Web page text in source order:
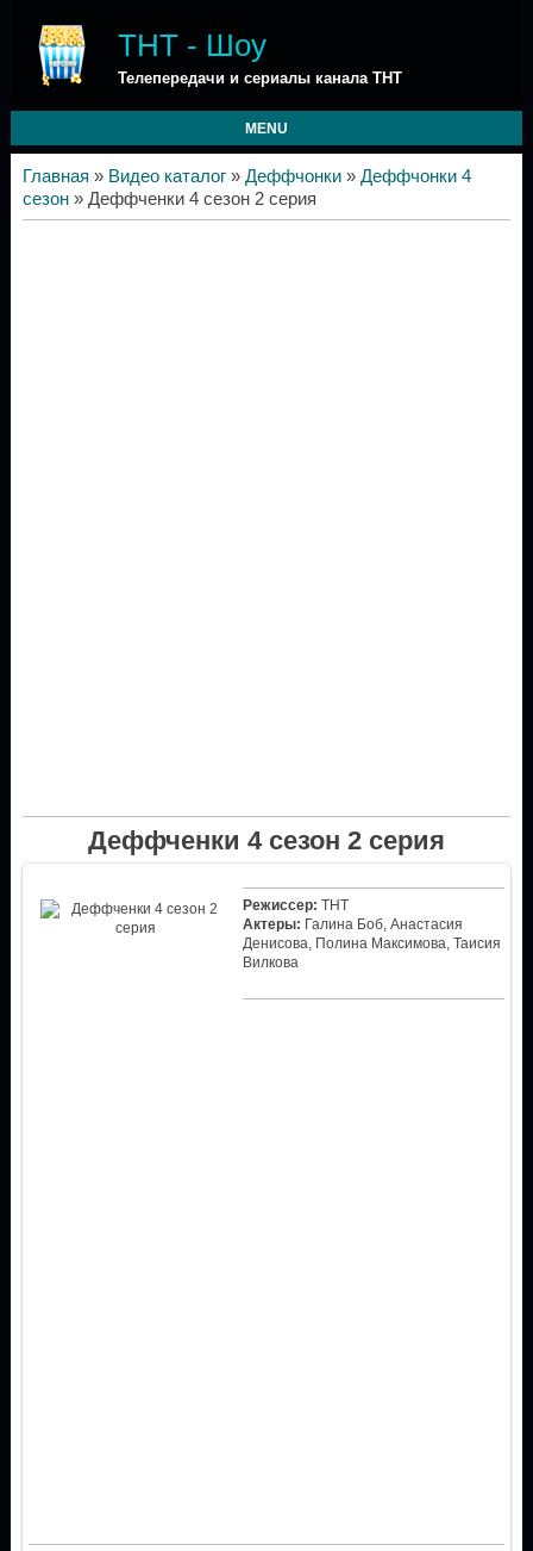
ТНТ - Шоу
Телепередачи и сериалы канала ТНТ
MENU
Главная » Видео каталог» Деффчонки» Деффчонки 4
сезон» Деффченки 4 сезон 2 серия
Деффченки 4 сезон 2 серия
Режиссер: ТНТ
Актеры: Галина Боб, Анастасия
Денисова, Полина Максимова, Таисия
Вилкова